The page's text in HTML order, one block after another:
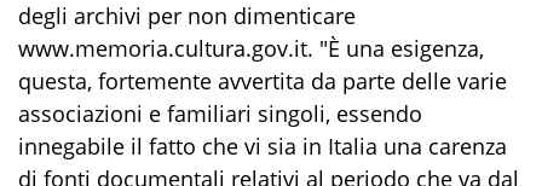
degli archivi per non dimenticare
www.memoria.cultura.gov.it. "È una esigenza,
questa, fortemente avvertita da parte delle varie
associazioni e familiari singoli, essendo
innegabile il fatto che vi sia in Italia una carenza
di fonti documentali relativi al periodo che va dal